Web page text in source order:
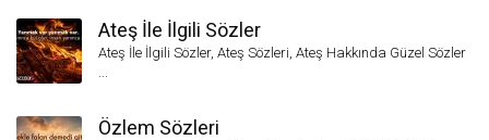
Ateş İle İlgili Sözler
Ateş İle İlgili Sözler, Ateş Sözleri, Ateş Hakkında Güzel Sözler
...
Özlem Sözleri